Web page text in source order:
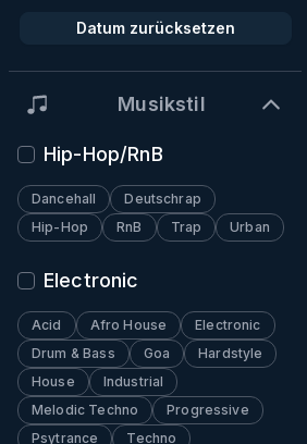
Datum zurücksetzen
Musikstil
Hip-Hop/RnB
Dancehall
Deutschrap
Hip-Hop
RnB Trap Urban
Electronic
Acid Afro House
Electronic
Drum & Bass
Goa
Hardstyle
House
Industrial
Melodic Techno
Progressive
Psytrance
Techno